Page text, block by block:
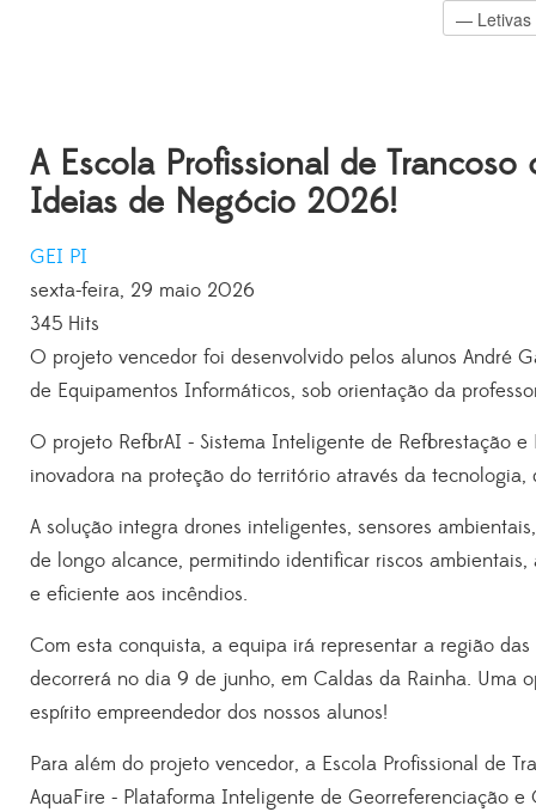
A Escola Profissional de
Ideias de Negócio 2026!
GEI PI
sexta-feira, 29 maio 2026
345 Hits
O projeto vencedor foi desenvolvido pelos alunos André
de Equipamentos Informáticos, sob orientação da
O projeto ReflorAI - Sistema Inteligente de Reflorestação
inovadora na proteção do território através da
A solução integra drones inteligentes, sensores
de longo alcance, permitindo identificar riscos
e eficiente aos incêndios.
Com esta conquista, a equipa irá representar a região
decorrerá no dia 9 de junho, em Caldas da Rainha.
espírito empreendedor dos nossos alunos!
Para além do projeto vencedor, a Escola Profissional de
AquaFire - Plataforma Inteligente de Georreferenciação